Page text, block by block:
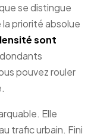
se distingue
priorité absolue
sont
pouvez rouler
Elle
trafic urbain. Fini